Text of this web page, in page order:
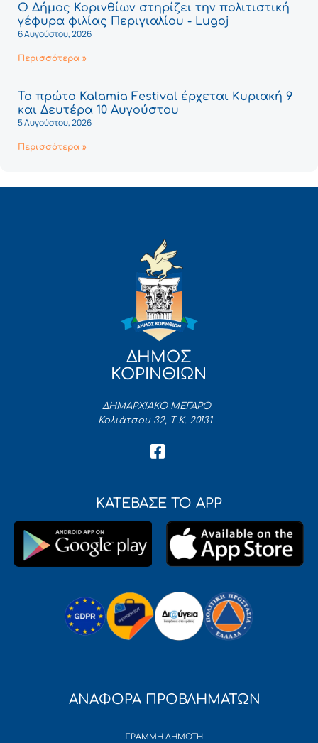
Ο Δήμος Κορινθίων στηρίζει την πολιτιστική
γέφυρα φιλίας Περιγιαλίου - Lugoj
6 Αυγούστου, 2026
Περισσότερα »
Το πρώτο Kalamia Festival έρχεται Κυριακή 9
και Δευτέρα 10 Αυγούστου
5 Αυγούστου, 2026
Περισσότερα »
ΔΗΜΟΣ
ΚΟΡΙΝΘΙΩΝ
ΔΗΜΑΡΧΙΑΚΟ ΜΕΓΑΡΟ
Κολιάτσου 32, Τ.Κ. 20131
ΚΑΤΕΒΑΣΕ ΤΟ APP
ΑΝΑΦΟΡΑ ΠΡΟΒΛΗΜΑΤΩΝ
ΓΡΑΜΜΗ ΔΗΜΟΤΗ